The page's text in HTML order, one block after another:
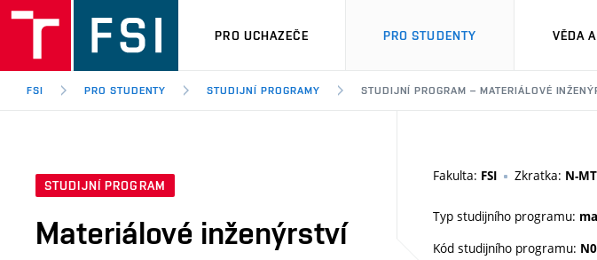
PRO UCHAZEČE PRO STUDENTY VĚDA
FSI PRO STUDENTY STUDIJNÍ PROGRAMY STUDIJNÍ PROGRAM – MATERIÁLOVÉ
STUDIJNÍ PROGRAM
Materiálové inženýrství
Fakulta: FSI Zkratka: N-
Typ studijního programu:
Kód studijního programu: